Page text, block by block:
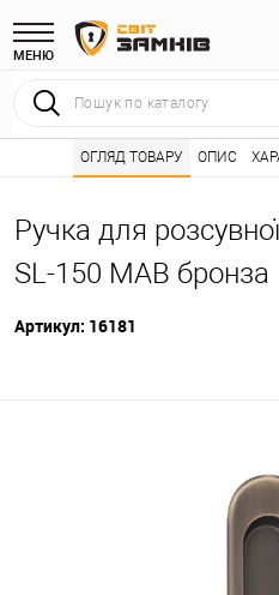
МЕНЮ
Інтернет магазин замків •
Ручка для
SL-150 MAB бронза
Артикул: 16181
ОГЛЯД ТОВАРУ ОПИС